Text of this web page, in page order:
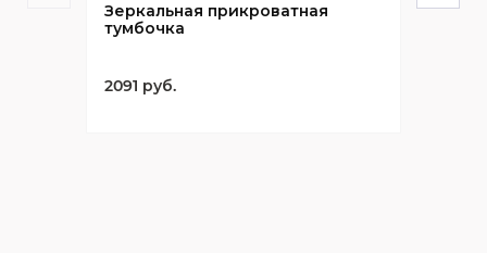
Зеркальная прикроватная
тумбочка
2091 руб.